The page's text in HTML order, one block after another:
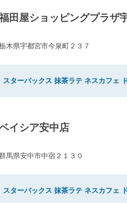
田屋ショッピングプラザ
木県宇都宮市今泉町２３７
スターバックス 抹茶ラテ ネスカフェ
イシア安中店
馬県安中市中宿２１３０
スターバックス 抹茶ラテ ネスカフェ